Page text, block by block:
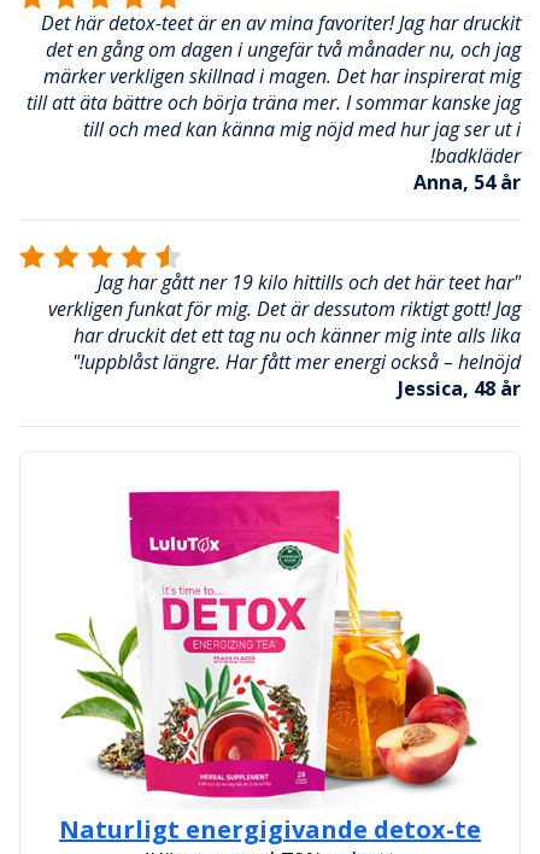
Det här detox-teet är en av mina favoriter! Jag har druckit
det en gång om dagen i ungefär två månader nu, och jag
märker verkligen skillnad i magen. Det har inspirerat mig
till att äta bättre och börja träna mer. I sommar kanske jag
till och med kan känna mig nöjd med hur jag ser ut i
badkläder!
Anna, 54 år
"Jag har gått ner 19 kilo hittills och det här teet har
verkligen funkat för mig. Det är dessutom riktigt gott! Jag
har druckit det ett tag nu och känner mig inte alls lika
uppblåst längre. Har fått mer energi också – helnöjd!"
Jessica, 48 år
Naturligt energigivande detox-te